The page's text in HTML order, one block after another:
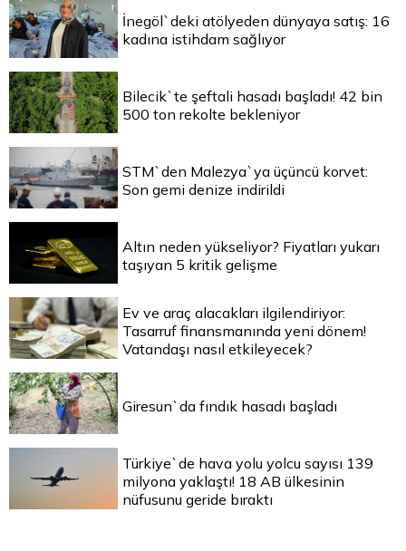
İnegöl`deki atölyeden dünyaya satış: 16
kadına istihdam sağlıyor
Bilecik`te şeftali hasadı başladı! 42 bin
500 ton rekolte bekleniyor
STM`den Malezya`ya üçüncü korvet:
Son gemi denize indirildi
Altın neden yükseliyor? Fiyatları yukarı
taşıyan 5 kritik gelişme
Ev ve araç alacakları ilgilendiriyor:
Tasarruf finansmanında yeni dönem!
Vatandaşı nasıl etkileyecek?
Giresun`da fındık hasadı başladı
Türkiye`de hava yolu yolcu sayısı 139
milyona yaklaştı! 18 AB ülkesinin
nüfusunu geride bıraktı